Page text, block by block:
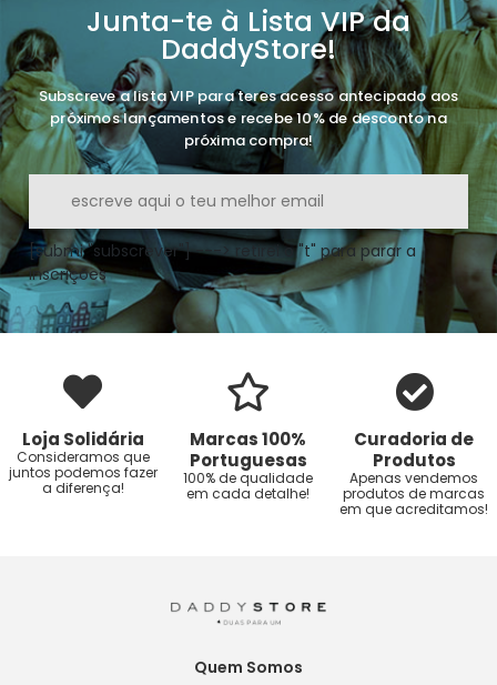
Junta-te à Lista VIP da
DaddyStore!
Subscreve a lista VIP para teres acesso antecipado aos
próximos lançamentos e recebe 10% de desconto na
próxima compra!
[submi "subscrever"] ---> retirei o "t" para parar a
inscrições
Loja Solidária
Consideramos que
juntos podemos fazer
a diferença!
Marcas 100%
Portuguesas
100% de qualidade
em cada detalhe!
Curadoria de
Produtos
Apenas vendemos
produtos de marcas
em que acreditamos!
Quem Somos